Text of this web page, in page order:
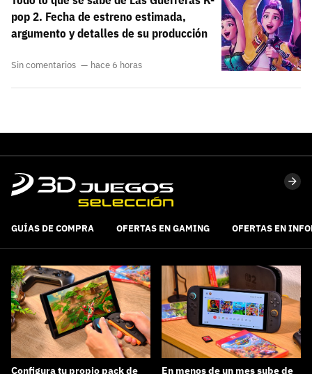
pop 2. Fecha de estreno estimada,
argumento y detalles de su producción
Sin comentarios hace 6 horas
GUÍAS DE COMPRA OFERTAS EN GAMING OFERTAS EN
Configura tu propio pack de En menos de un mes sube de